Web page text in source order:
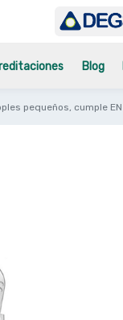
Blog
pequeños, cumple EN